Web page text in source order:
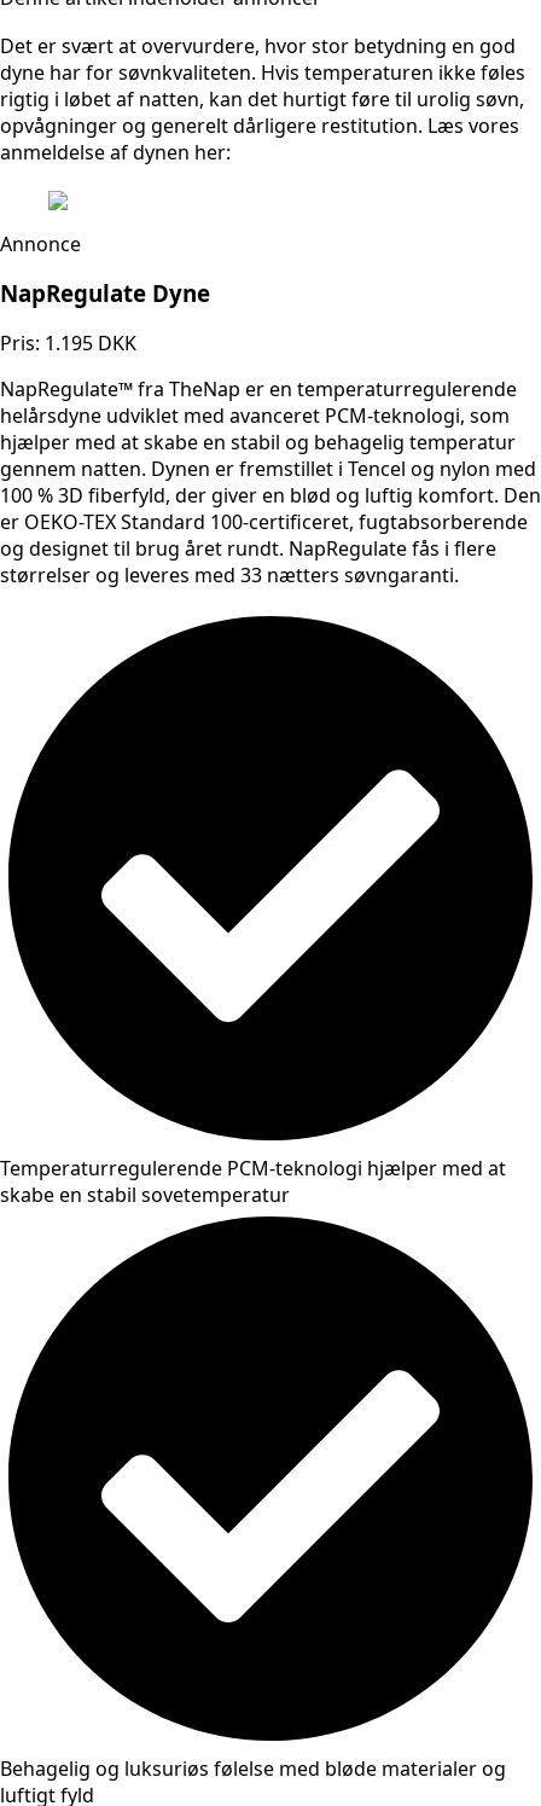
Det er svært at overvurdere, hvor stor betydning en god
dyne har for søvnkvaliteten. Hvis temperaturen ikke føles
rigtig i løbet af natten, kan det hurtigt føre til urolig søvn,
opvågninger og generelt dårligere restitution. Læs vores
anmeldelse af dynen her:
Annonce
NapRegulate Dyne
Pris: 1.195 DKK
NapRegulate™ fra TheNap er en temperaturregulerende
helårsdyne udviklet med avanceret PCM-teknologi, som
hjælper med at skabe en stabil og behagelig temperatur
gennem natten. Dynen er fremstillet i Tencel og nylon med
100 % 3D fiberfyld, der giver en blød og luftig komfort. Den
er OEKO-TEX Standard 100-certificeret, fugtabsorberende
og designet til brug året rundt. NapRegulate fås i flere
størrelser og leveres med 33 nætters søvngaranti.
Temperaturregulerende PCM-teknologi hjælper med at
skabe en stabil sovetemperatur
Behagelig og luksuriøs følelse med bløde materialer og
luftigt fyld